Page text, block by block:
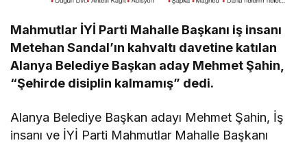
Mahmutlar İYİ Parti Mahalle Başkanı iş insanı
Metehan Sandal’ın kahvaltı davetine katılan
Alanya Belediye Başkan aday Mehmet Şahin,
“Şehirde disiplin kalmamış” dedi.
Alanya Belediye Başkan adayı Mehmet Şahin, İş
insanı ve İYİ Parti Mahmutlar Mahalle Başkanı